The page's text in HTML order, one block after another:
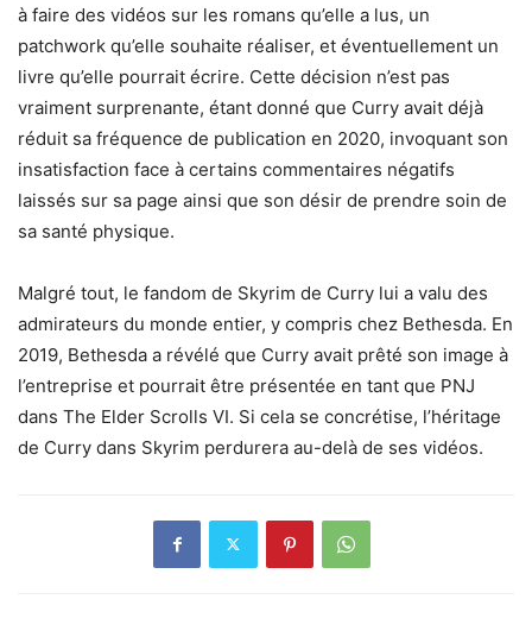
à faire des vidéos sur les romans qu’elle a lus, un
patchwork qu’elle souhaite réaliser, et éventuellement un
livre qu’elle pourrait écrire. Cette décision n’est pas
vraiment surprenante, étant donné que Curry avait déjà
réduit sa fréquence de publication en 2020, invoquant son
insatisfaction face à certains commentaires négatifs
laissés sur sa page ainsi que son désir de prendre soin de
sa santé physique.
Malgré tout, le fandom de Skyrim de Curry lui a valu des
admirateurs du monde entier, y compris chez Bethesda. En
2019, Bethesda a révélé que Curry avait prêté son image à
l’entreprise et pourrait être présentée en tant que PNJ
dans The Elder Scrolls VI. Si cela se concrétise, l’héritage
de Curry dans Skyrim perdurera au-delà de ses vidéos.